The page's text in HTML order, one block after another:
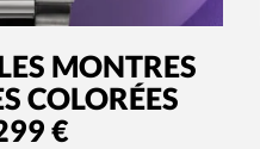
MONTRES
COLORÉES
€